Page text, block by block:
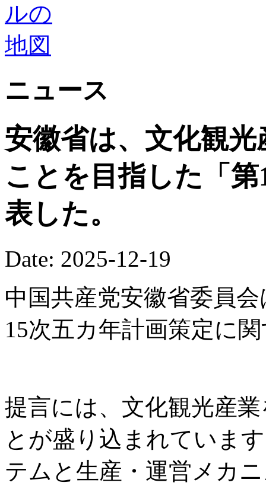
ニュース
安徽省は、文化観
ことを目指した「
表した。
Date: 2025-12-19
中国共産党安徽省委員
15次五カ年計画策定に
提言には、文化観光産
とが盛り込まれていま
テムと生産・運営メカ